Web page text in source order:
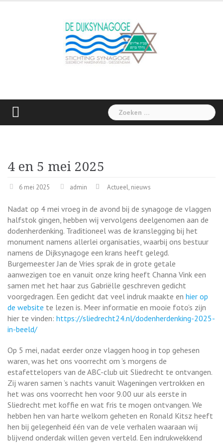
Zoeken
naar:
4 en 5 mei 2025
6 mei 2025 admin Actueel, nieuws
Nadat op 4 mei vroeg in de avond bij de synagoge de vlaggen
halfstok gingen, hebben wij vervolgens deelgenomen aan de
dodenherdenking. Traditioneel was de kranslegging bij het
monument namens allerlei organisaties, waarbij ons bestuur
namens de Dijksynagoge een krans heeft gelegd.
Burgemeester Jan de Vries sprak de in grote getale
aanwezigen toe en vanuit onze kring heeft Channa Vink een
samen met het haar zus Gabriëlle geschreven gedicht
voorgedragen. Een gedicht dat veel indruk maakte en hier op
de website te lezen is. Meer informatie en mooie foto’s zijn
hier te vinden: https://sliedrecht24.nl/dodenherdenking-2025-
in-beeld/
Op 5 mei, nadat eerder onze vlaggen hoog in top gehesen
waren, was het ons voorrecht om ’s morgens de
estafettelopers van de ABC-club uit Sliedrecht te ontvangen.
Zij waren samen ’s nachts vanuit Wageningen vertrokken en
het was ons voorrecht hen voor 9.00 uur als eerste in
Sliedrecht met koffie en wat fris te mogen ontvangen. We
hebben hen van harte welkom geheten en Ronald Kitsz heeft
hen bij gelegenheid één van de vele verhalen waaraan wij
blijvend onderdak willen geven verteld. Een indrukwekkend